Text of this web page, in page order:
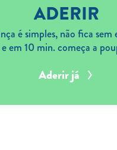
ADERIR
é simples, não fica
e em 10 min. começa a
Aderir já